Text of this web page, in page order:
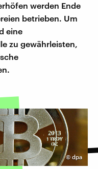
werden Ende
betrieben. Um
eine
zu gewährleisten,
© dpa